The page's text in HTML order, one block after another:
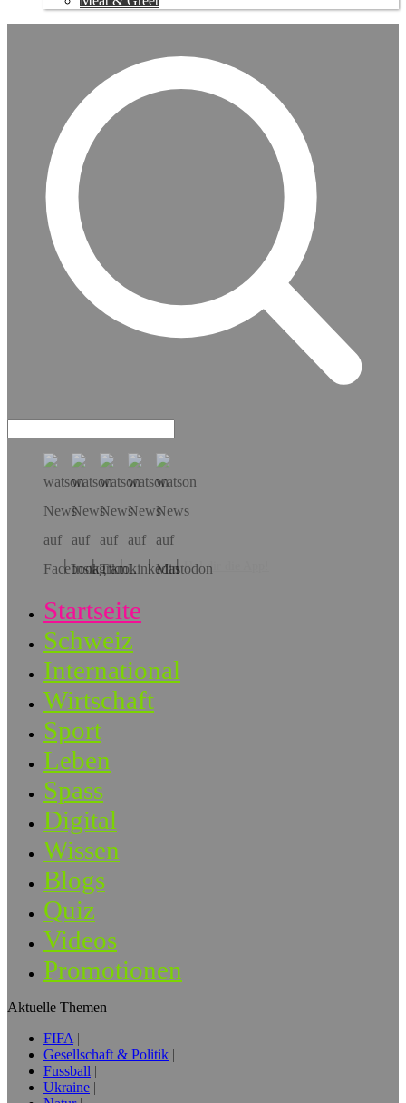
Hol dir die App!
Startseite
Schweiz
International
Wirtschaft
Sport
Leben
Spass
Digital
Wissen
Blogs
Quiz
Videos
Promotionen
Aktuelle Themen
FIFA
Gesellschaft & Politik
Fussball
Ukraine